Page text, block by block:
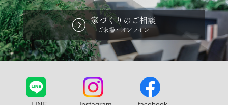
家づくりのご相談
ご来場・オンライン